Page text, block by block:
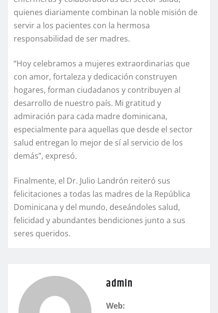
quienes diariamente combinan la noble misión de
servir a los pacientes con la hermosa
responsabilidad de ser madres.
“Hoy celebramos a mujeres extraordinarias que
con amor, fortaleza y dedicación construyen
hogares, forman ciudadanos y contribuyen al
desarrollo de nuestro país. Mi gratitud y
admiración para cada madre dominicana,
especialmente para aquellas que desde el sector
salud entregan lo mejor de sí al servicio de los
demás”, expresó.
Finalmente, el Dr. Julio Landrón reiteró sus
felicitaciones a todas las madres de la República
Dominicana y del mundo, deseándoles salud,
felicidad y abundantes bendiciones junto a sus
seres queridos.
admin
Web: